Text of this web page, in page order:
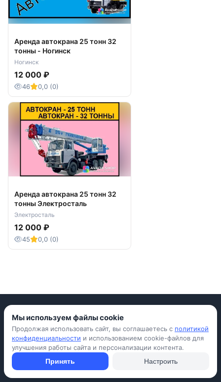
Аренда автокрана 25 тонн 32
тонны - Ногинск
Ногинск
12 000 ₽
46 0,0 (0)
Аренда автокрана 25 тонн 32
тонны Электросталь
Электросталь
12 000 ₽
45 0,0 (0)
Приложение для iPhone
© Avada Shop, 2026
Конфиденциальность
Подать объявление бесплатно
ОбъявленияВопросы и ответы
Мы используем файлы cookie
Продолжая использовать сайт, вы соглашаетесь с политикой
конфиденциальности и использованием cookie-файлов для
улучшения работы сайта и персонализации контента.
Принять
Настроить